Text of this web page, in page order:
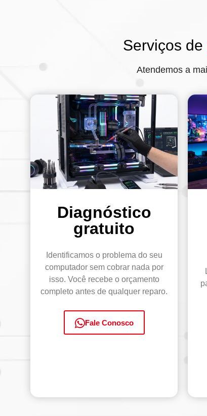
Serviços de
Atendemos a
Diagnóstico
gratuito
Identificamos o problema do seu
computador sem cobrar nada por
isso. Você recebe o orçamento
completo antes de qualquer reparo.
Fale Conosco